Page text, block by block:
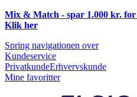
Mix & Match - spar 1.000 kr.
Klik her
Spring navigationen over
Kundeservice
PrivatkundeErhvervskunde
Mine favoritter